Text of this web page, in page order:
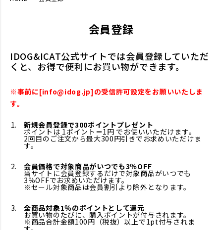
会員登録
IDOG&ICAT公式サイトでは会員登録していただ
くと、お得で便利にお買い物ができます。
※事前に[info@idog.jp]の受信許可設定をお願いいたしま
す。
新規会員登録で300ポイントプレゼント
ポイントは 1ポイント＝1円 でお使いいただけます。
2回目のご注文から最大300円引きでお求めいただけま
す。
会員価格で対象商品がいつでも3％OFF
当サイトに会員登録するだけで対象商品がいつでも
3％OFFでお求めいただけます。
※セール対象商品は会員割引より除外となります。
全商品対象1％のポイントとして還元
お買い物のたびに、購入ポイントが付与されます。
※商品合計金額100円（税抜）以上で1pt付与されま